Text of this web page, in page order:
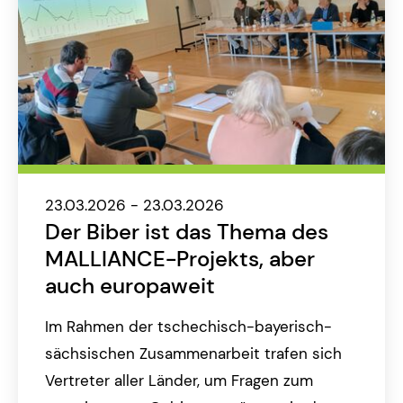
23.03.2026 - 23.03.2026
Der Biber ist das Thema des
MALLIANCE-Projekts, aber
auch europaweit
Im Rahmen der tschechisch-bayerisch-
sächsischen Zusammenarbeit trafen sich
Vertreter aller Länder, um Fragen zum